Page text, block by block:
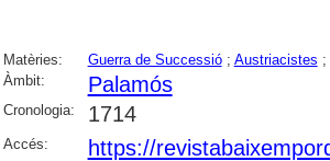
Matèries: Guerra de Successió; Austriacistes ;
Àmbit:
Palamós
Cronologia: 1714
Accés: https://